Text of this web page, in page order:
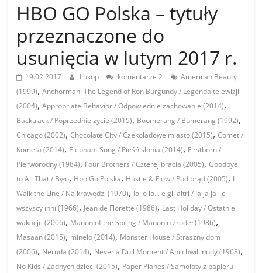
HBO GO Polska – tytuły
przeznaczone do
usunięcia w lutym 2017 r.
19.02.2017 Lukop komentarze 2
American Beauty
(1999),Anchorman: The Legend of Ron Burgundy / Legenda telewizji
(2004),Appropriate Behavior / Odpowiednie zachowanie (2014),
Backtrack / Poprzednie życie (2015), Boomerang / Bumerang (1992),
Chicago (2002),Chocolate City / Czekoladowe miasto (2015),Comet /
Kometa (2014), Elephant Song / Pieśń słonia (2014), Firstborn /
Pierworodny (1984), Four Brothers / Czterej bracia (2005),Goodbye
to All That / Było, Hbo Go Polska, Hustle & Flow / Pod prąd (2005), I
Walk the Line / Na krawędzi (1970), Io io io... e gli altri / Ja ja ja i ci
wszyscy inni (1966), Jean de Florette (1986), Last Holiday / Ostatnie
wakacje (2006), Manon of the Spring / Manon u źródeł (1986),
Masaan (2015), minęło (2014), Monster House / Straszny dom
(2006), Neruda (2014), Never a Dull Moment / Ani chwili nudy (1968),
No Kids / Żadnych dzieci (2015), Paper Planes / Samoloty z papieru